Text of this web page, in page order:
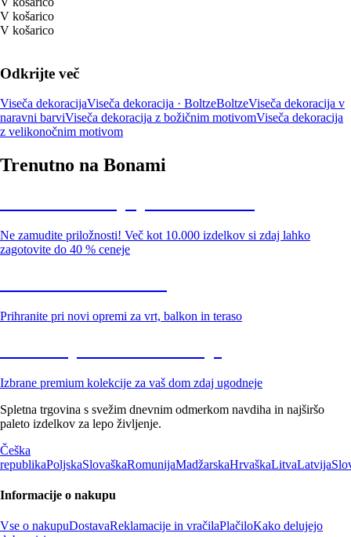
V košarico
V košarico
Odkrijte več
Viseča dekoracijaViseča dekoracija · BoltzeBoltzeViseča dekoracija v
naravni barviViseča dekoracija z božičnim motivomViseča dekoracija
z velikonočnim motivom
Trenutno na Bonami
Ne zamudite priložnosti! Več kot 10.000 izdelkov si zdaj lahko
zagotovite do 40 % ceneje
Prihranite pri novi opremi za vrt, balkon in teraso
Izbrane premium kolekcije za vaš dom zdaj ugodneje
Spletna trgovina s svežim dnevnim odmerkom navdiha in najširšo
paleto izdelkov za lepo življenje.
Češka
republikaPoljskaSlovaškaRomunijaMadžarskaHrvaškaLitvaLatvija
Informacije o nakupu
Vse o nakupuDostavaReklamacije in vračilaPlačiloKako delujejo